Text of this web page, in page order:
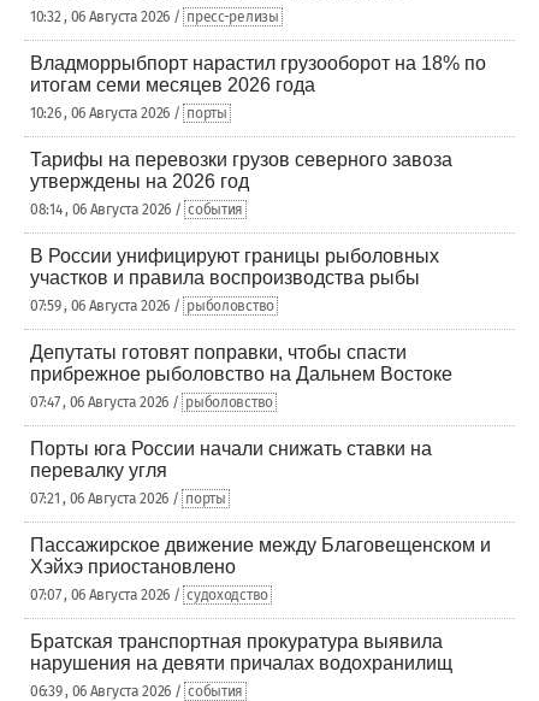
10:32 , 06 Августа 2026 / пресс-релизы
Владморрыбпорт нарастил грузооборот на 18% по
итогам семи месяцев 2026 года
10:26 , 06 Августа 2026 / порты
Тарифы на перевозки грузов северного завоза
утверждены на 2026 год
08:14 , 06 Августа 2026 / события
В России унифицируют границы рыболовных
участков и правила воспроизводства рыбы
07:59 , 06 Августа 2026 / рыболовство
Депутаты готовят поправки, чтобы спасти
прибрежное рыболовство на Дальнем Востоке
07:47 , 06 Августа 2026 / рыболовство
Порты юга России начали снижать ставки на
перевалку угля
07:21 , 06 Августа 2026 / порты
Пассажирское движение между Благовещенском и
Хэйхэ приостановлено
07:07 , 06 Августа 2026 / судоходство
Братская транспортная прокуратура выявила
нарушения на девяти причалах водохранилищ
06:39 , 06 Августа 2026 / события